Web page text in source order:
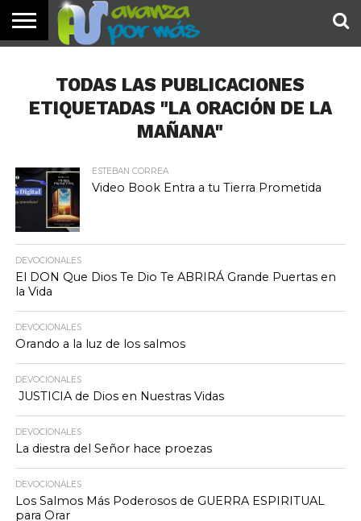
DE HOY
NOSOTROS
TODAS LAS PUBLICACIONES
ETIQUETADAS "LA ORACIÓN DE LA
MAÑANA"
ESTEBAN CORREA
Video Book Entra a tu Tierra Prometida
DEVOCIONALES
El DON Que Dios Te Dio Te ABRIRÁ Grande Puertas en
la Vida
DEVOCIONALES
Orando a la luz de los salmos
DEVOCIONALES
JUSTICIA de Dios en Nuestras Vidas
DEVOCIONALES
La diestra del Señor hace proezas
DEVOCIONALES
Los Salmos Más Poderosos de GUERRA ESPIRITUAL
para Orar